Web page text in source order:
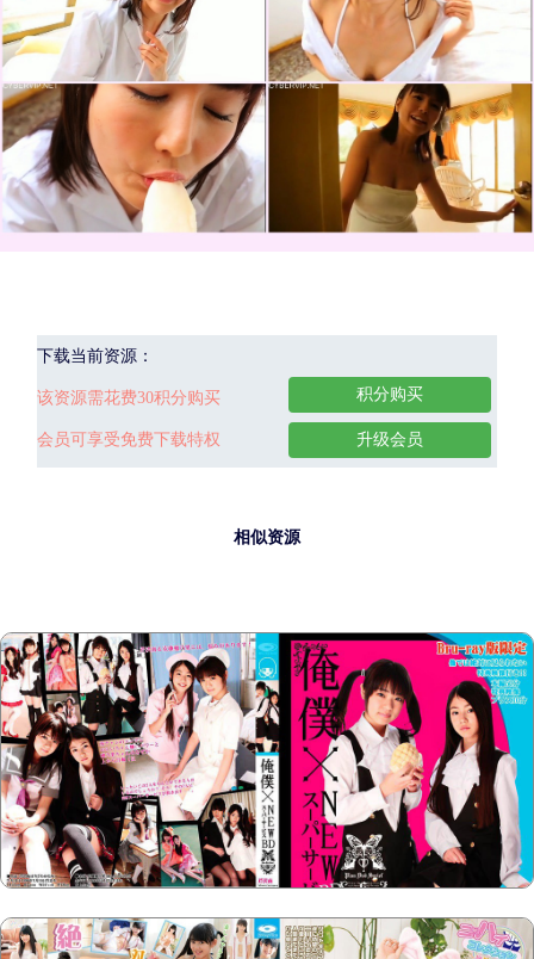
下载当前资源：
该资源需花费30积分购买
会员可享受免费下载特权
积分购买
升级会员
相似资源